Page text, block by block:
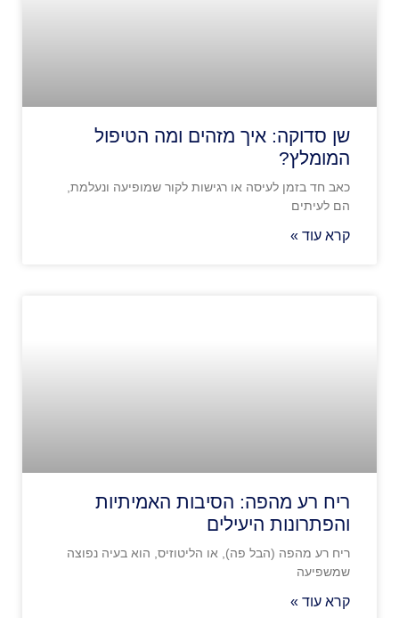
שן סדוקה: איך מזהים ומה הטיפול
המומלץ?
כאב חד בזמן לעיסה או רגישות לקור שמופיעה ונעלמת,
הם לעיתים
קרא עוד »
ריח רע מהפה: הסיבות האמיתיות
והפתרונות היעילים
ריח רע מהפה (הבל פה), או הליטוזיס, הוא בעיה נפוצה
שמשפיעה
קרא עוד »